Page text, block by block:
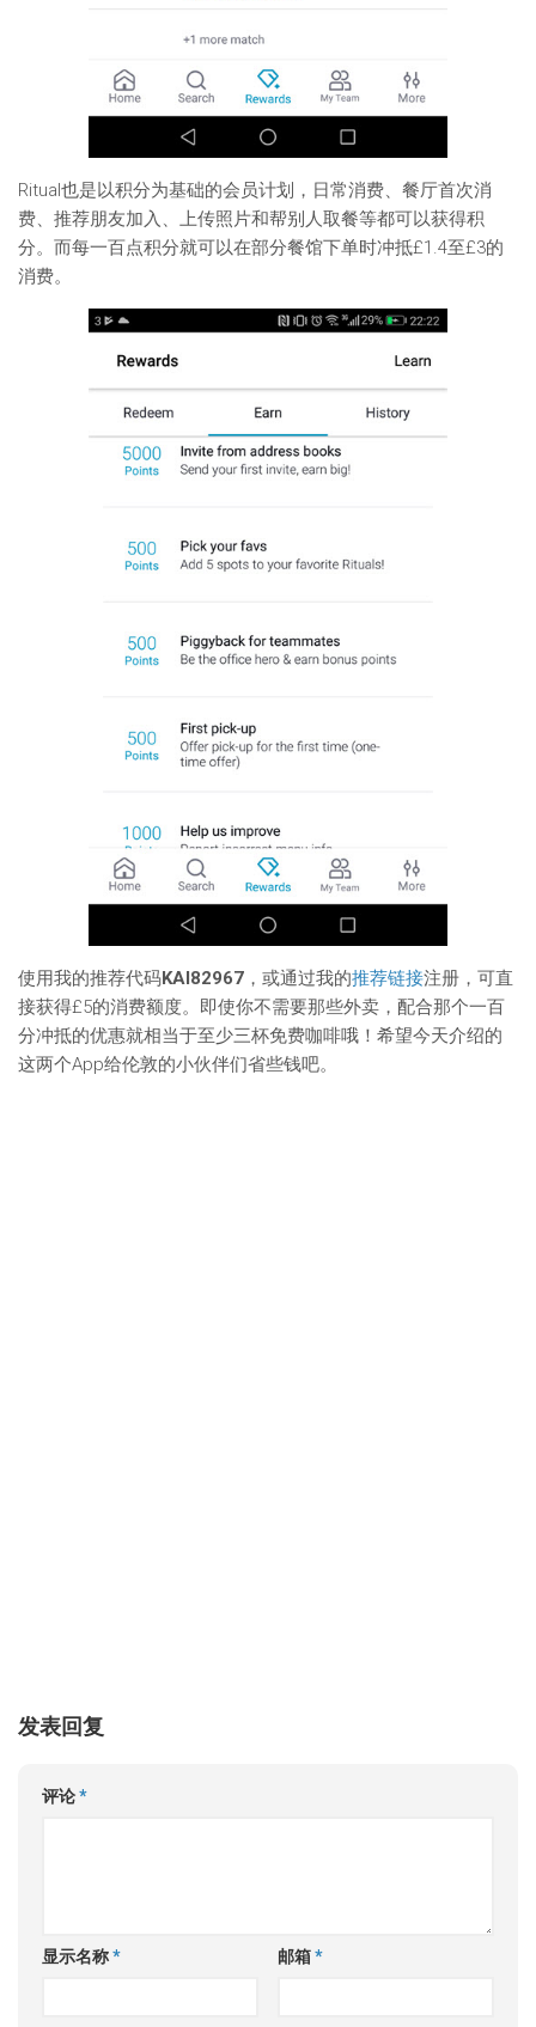
Ritual也是以积分为基础的会员计划，日常消费、餐厅首次消
费、推荐朋友加入、上传照片和帮别人取餐等都可以获得积
分。而每一百点积分就可以在部分餐馆下单时冲抵£1.4至£3的
消费。
使用我的推荐代码KAI82967 ，或通过我的推荐链接注册，可直
接获得£5的消费额度。即使你不需要那些外卖，配合那个一百
分冲抵的优惠就相当于至少三杯免费咖啡哦！希望今天介绍的
这两个App给伦敦的小伙伴们省些钱吧。
发表回复
评论*
显示名称* 邮箱*